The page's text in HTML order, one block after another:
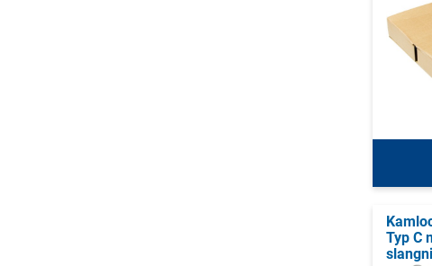
Typ C